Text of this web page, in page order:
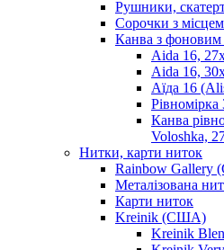
Рушники,
Сорочки з
Канва з
Aida 16,
Aida 16,
Аїда 16
Канва
Voloshka,
Нитки, карти ниток
Rainbow
Металізована
Карти ниток
Kreinik (США)
Kreinik